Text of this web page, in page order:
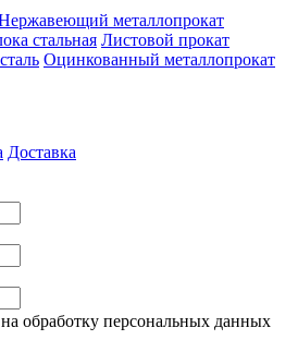
металлопрокат
стальная Листовой прокат
Оцинкованный металлопрокат
Доставка
обработку персональных данных